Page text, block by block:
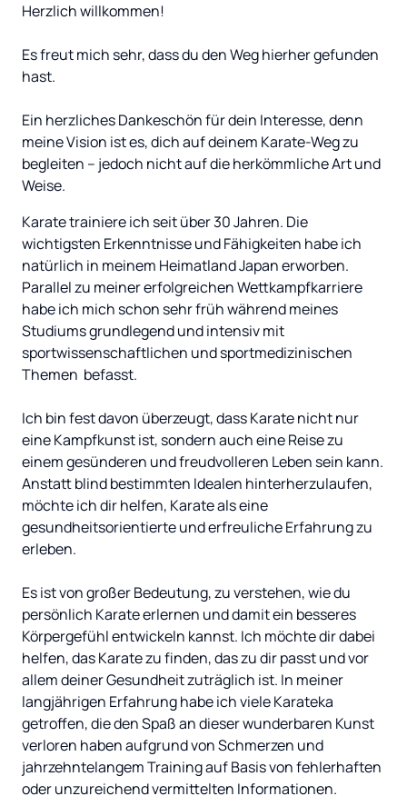
Herzlich willkommen!
Es freut mich sehr, dass du den Weg hierher gefunden
hast.
Ein herzliches Dankeschön für dein Interesse, denn
meine Vision ist es, dich auf deinem Karate-Weg zu
begleiten – jedoch nicht auf die herkömmliche Art und
Weise.
Karate trainiere ich seit über 30 Jahren. Die
wichtigsten Erkenntnisse und Fähigkeiten habe ich
natürlich in meinem Heimatland Japan erworben.
Parallel zu meiner erfolgreichen Wettkampfkarriere
habe ich mich schon sehr früh während meines
Studiums grundlegend und intensiv mit
sportwissenschaftlichen und sportmedizinischen
Themen  befasst.
Ich bin fest davon überzeugt, dass Karate nicht nur
eine Kampfkunst ist, sondern auch eine Reise zu
einem gesünderen und freudvolleren Leben sein kann.
Anstatt blind bestimmten Idealen hinterherzulaufen,
möchte ich dir helfen, Karate als eine
gesundheitsorientierte und erfreuliche Erfahrung zu
erleben.
Es ist von großer Bedeutung, zu verstehen, wie du
persönlich Karate erlernen und damit ein besseres
Körpergefühl entwickeln kannst. Ich möchte dir dabei
helfen, das Karate zu finden, das zu dir passt und vor
allem deiner Gesundheit zuträglich ist. In meiner
langjährigen Erfahrung habe ich viele Karateka
getroffen, die den Spaß an dieser wunderbaren Kunst
verloren haben aufgrund von Schmerzen und
jahrzehntelangem Training auf Basis von fehlerhaften
oder unzureichend vermittelten Informationen.